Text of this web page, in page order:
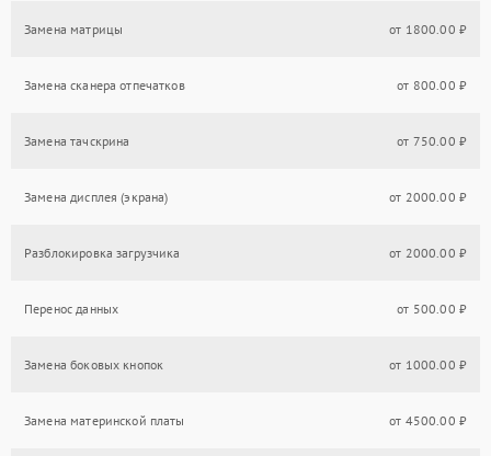
Замена матрицы от 1800.00 ₽
Замена сканера отпечатков от 800.00 ₽
Замена тачскрина от 750.00 ₽
Замена дисплея (экрана) от 2000.00 ₽
Разблокировка загрузчика от 2000.00 ₽
Перенос данных от 500.00 ₽
Замена боковых кнопок от 1000.00 ₽
Замена материнской платы от 4500.00 ₽